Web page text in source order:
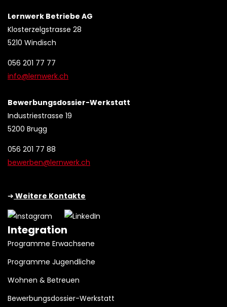
Lernwerk Betriebe AG
Klosterzelgstrasse 28
5210 Windisch
056 201 77 77
info@lernwerk.ch
Bewerbungsdossier-Werkstatt
Industriestrasse 19
5200 Brugg
056 201 77 88
bewerben@lernwerk.ch
➔ Weitere Kontakte
Integration
Programme Erwachsene
Programme Jugendliche
Wohnen & Betreuen
Bewerbungsdossier-Werkstatt